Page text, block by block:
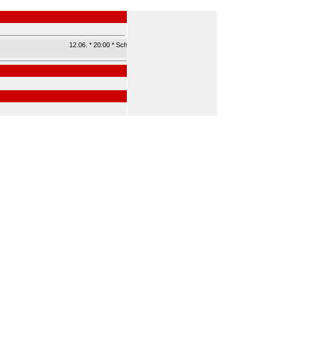
12.06. * 20:00 * Schleppe Arena - Klagenfurt | Roland Düringer Einzelstück